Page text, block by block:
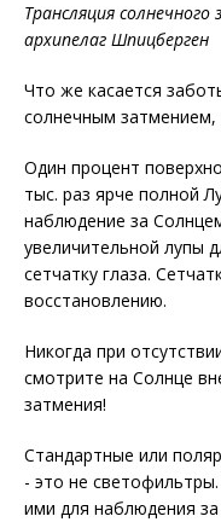
Трансляция
архипелаг Шпицберген
Что же касается
солнечным
Один процент
тыс. раз ярче полной
наблюдение за
увеличительной лупы
сетчатку глаза.
восстановлению.
Никогда при
смотрите на Солнце
затмения!
Стандартные или
- это не
ими для наблюдения